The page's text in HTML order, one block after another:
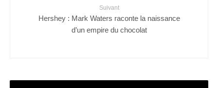
Suivant
Hershey : Mark Waters raconte la naissance
d’un empire du chocolat